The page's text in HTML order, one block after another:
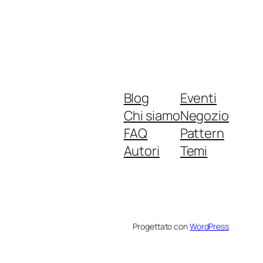
Blog
Chi siamo
FAQ
Autori
Eventi
Negozio
Pattern
Temi
Progettato conWordPress